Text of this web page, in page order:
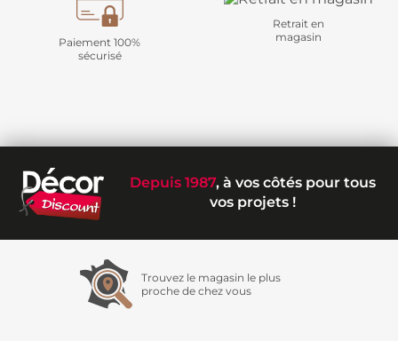
Paiement 100%
sécurisé
Retrait en
magasin
Depuis 1987, à vos côtés pour tous
vos projets !
Trouvez le magasin le plus
proche de chez vous